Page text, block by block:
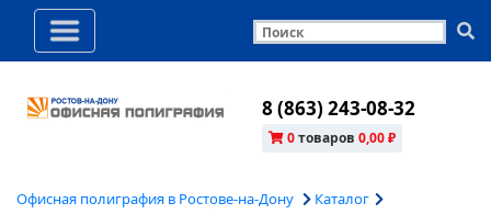
8 (863) 243-08-32
0товаров 0,00 ₽
Офисная полиграфия в Ростове-на-Дону
Каталог